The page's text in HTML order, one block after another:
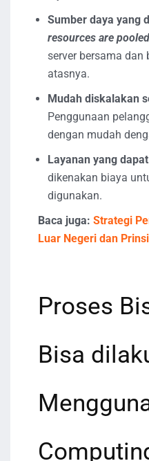
Sumber daya yang
resources are
server bersama dan
atasnya.
Mudah diskalakan
Penggunaan
dengan mudah
Layanan yang
dikenakan biaya
digunakan.
Baca juga: Strategi
Luar Negeri dan
Proses
Bisa